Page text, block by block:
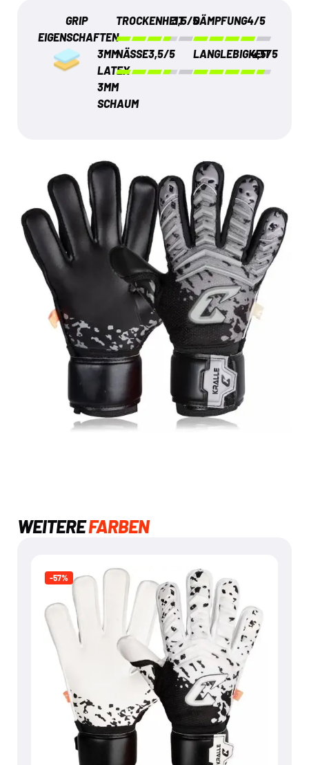
GRIP
EIGENSCHAFTEN
3MM
LATEX
3MM
SCHAUM
TROCKENHEIT3,5/5
NÄSSE3,5/5
DÄMPFUNG4/5
LANGLEBIGKEIT
4,5/5
WEITEREFARBEN
-57%
KRALLE SPLASH WEISS
14,95
€
–
34,95
€
Mehr dazu